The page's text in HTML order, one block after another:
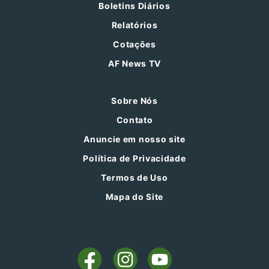
Boletins Diários
Relatórios
Cotações
AF News TV
Sobre Nós
Contato
Anuncie em nosso site
Política de Privacidade
Termos de Uso
Mapa do Site